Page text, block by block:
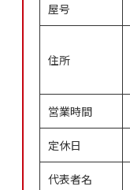
屋号
住所
営業時間
定休日
代表者名